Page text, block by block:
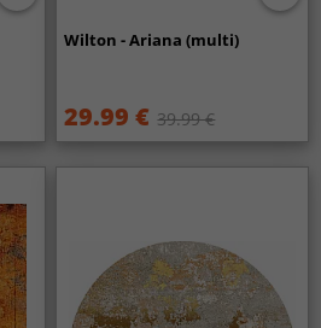
Wilton - Ariana (multi)
29.99 € 39.99 €